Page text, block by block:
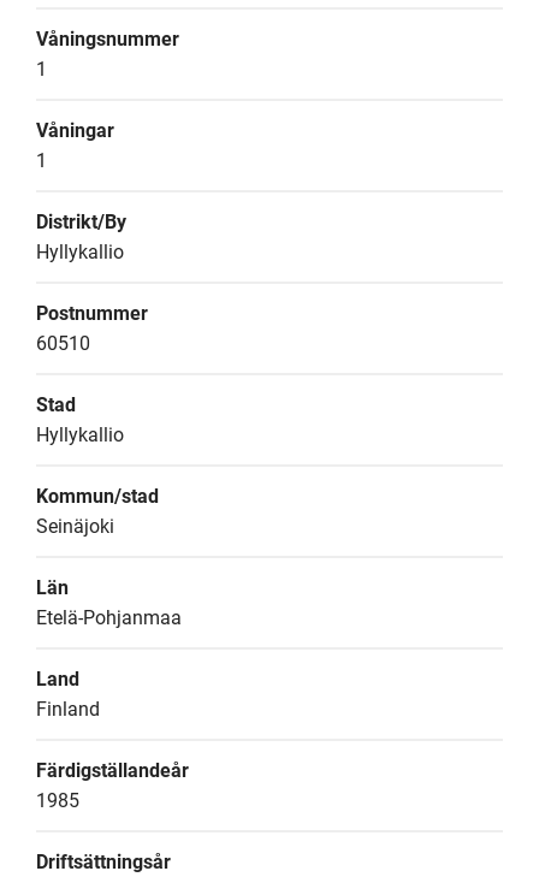
Våningsnummer
1
Våningar
1
Distrikt/By
Hyllykallio
Postnummer
60510
Stad
Hyllykallio
Kommun/stad
Seinäjoki
Län
Etelä-Pohjanmaa
Land
Finland
Färdigställandeår
1985
Driftsättningsår